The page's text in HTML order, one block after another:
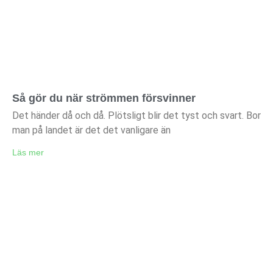
Så gör du när strömmen försvinner
Det händer då och då. Plötsligt blir det tyst och svart. Bor
man på landet är det det vanligare än
Läs mer